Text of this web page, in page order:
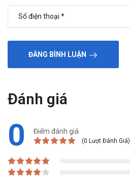
ĐĂNG BÌNH LUẬN
Đánh giá
0 Điểm đánh giá
(0 Lượt Đánh Giá)